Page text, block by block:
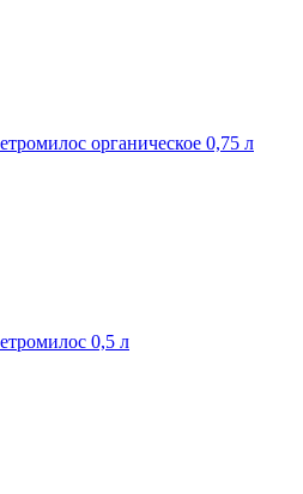
органическое 0,75 л
0,5 л